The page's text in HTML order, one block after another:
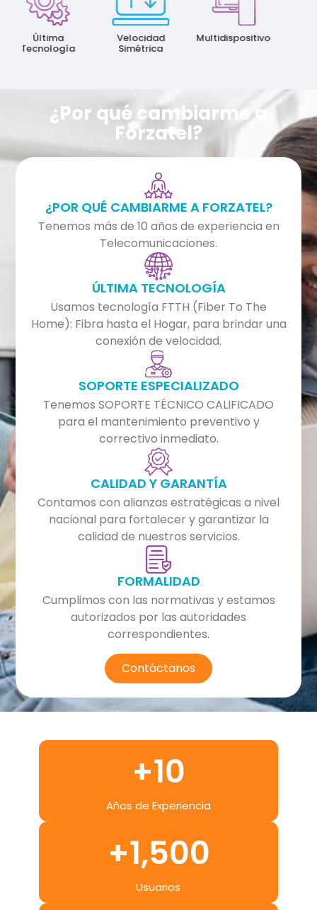
Última
Tecnología
Velocidad
Simétrica
Multidispositivo
¿Por qué cambiarme a
Forzatel?
¿POR QUÉ CAMBIARME A FORZATEL?
Tenemos más de 10 años de experiencia en
Telecomunicaciones.
ÚLTIMA TECNOLOGÍA
Usamos tecnología FTTH (Fiber To The
Home): Fibra hasta el Hogar, para brindar una
conexión de velocidad.
SOPORTE ESPECIALIZADO
Tenemos SOPORTE TÉCNICO CALIFICADO
para el mantenimiento preventivo y
correctivo inmediato.
CALIDAD Y GARANTÍA
Contamos con alianzas estratégicas a nivel
nacional para fortalecer y garantizar la
calidad de nuestros servicios.
FORMALIDAD
Cumplimos con las normativas y estamos
autorizados por las autoridades
correspondientes.
Contáctanos
Años de Experiencia
+10
Usuarios
+1,500